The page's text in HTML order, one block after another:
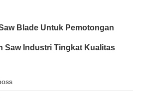
Blade Untuk Pemotongan
Saw Industri Tingkat Kualitas